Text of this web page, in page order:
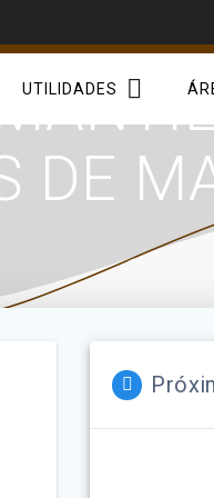
UTILIDADES
DE